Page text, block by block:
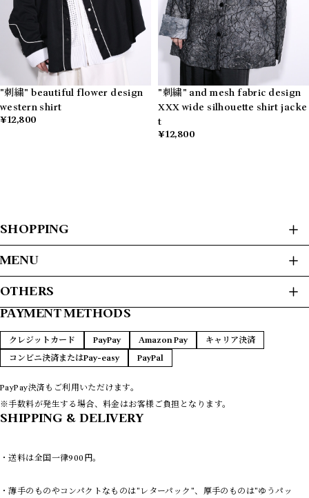
"刺繍" beautiful flower design
western shirt
¥12,800
"刺繍" and mesh fabric design
XXX wide silhouette shirt jacke
t
¥12,800
SHOPPING
ALL ITEMS
JACKET / BLOUSON
S/S SHIRTS
SWEAT / HOODIE
SWEATER
T-SHIRTS
VEST
COATS
LEATHER
NEW ARRIVAS
8/7 UPDATE
MENU
HOME
PAYMENT METHODS
FAQ
CONTACT
OTHERS
プライバシーポリシー
特定商取引法に基づく表記
PAYMENT METHODS
クレジットカード PayPay Amazon Pay
キャリア決済
コンビニ決済またはPay-easy
PayPal
PayPay決済もご利用いただけます。
※手数料が発生する場合、料金はお客様ご負担となります。
SHIPPING & DELIVERY
・送料は全国一律900円。
・薄手のものやコンパクトなものは"レターパック"、厚手のものは"ゆうパッ